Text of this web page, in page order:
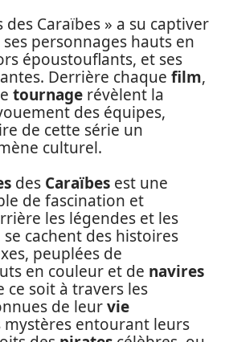
des Caraïbes » a su captiver
personnages hauts en
époustouflants, et ses
Derrière chaque film,
tournage révèlent la
des équipes,
de cette série un
culturel.
des Caraïbes est une
de fascination et
les légendes et les
cachent des histoires
peuplées de
en couleur et de navires
ce soit à travers les
de leurvie
mystères entourant leurs